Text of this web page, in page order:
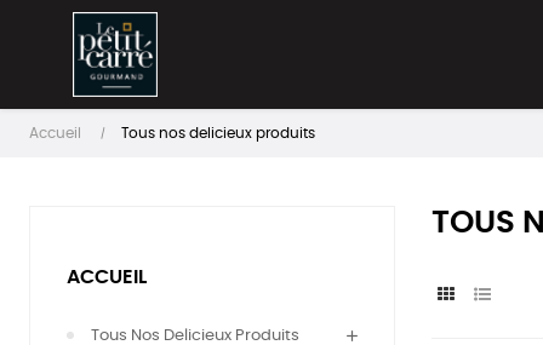
Accueil Tous nos delicieux produits
ACCUEIL
Tous Nos Delicieux Produits
TOUS